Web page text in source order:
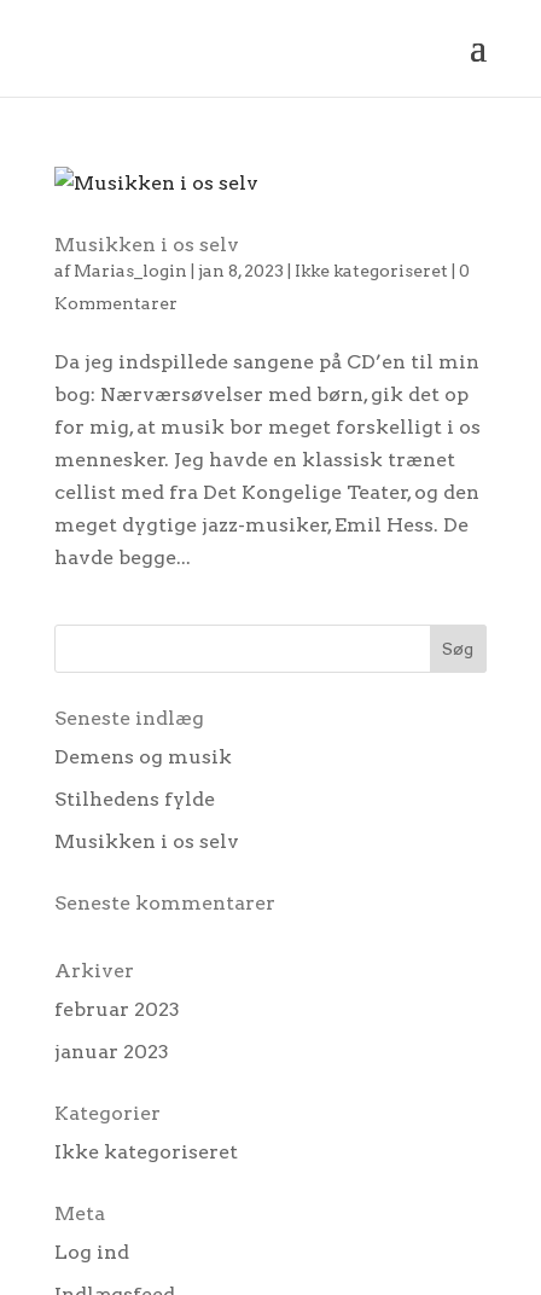
Musikken i os selv
afMarias_login jan 8, 2023 Ikke kategoriseret
0
Kommentarer
Da jeg indspillede sangene på CD’en til min
bog: Nærværsøvelser med børn, gik det op
for mig, at musik bor meget forskelligt i os
mennesker. Jeg havde en klassisk trænet
cellist med fra Det Kongelige Teater, og den
meget dygtige jazz-musiker, Emil Hess. De
havde begge...
Seneste indlæg
Demens og musik
Stilhedens fylde
Musikken i os selv
Seneste kommentarer
Arkiver
februar 2023
januar 2023
Kategorier
Ikke kategoriseret
Meta
Log ind